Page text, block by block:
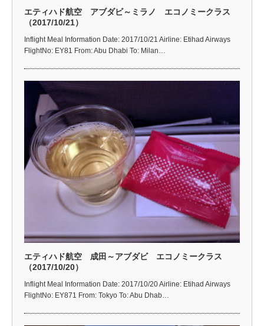
エティハド航空 アブダビ～ミラノ エコノミークラス
（2017/10/21）
Inflight Meal Information Date: 2017/10/21 Airline: Etihad Airways
FlightNo: EY81 From: Abu Dhabi To: Milan…
エティハド航空 成田～アブダビ エコノミークラス
（2017/10/20）
Inflight Meal Information Date: 2017/10/20 Airline: Etihad Airways
FlightNo: EY871 From: Tokyo To: Abu Dhab…